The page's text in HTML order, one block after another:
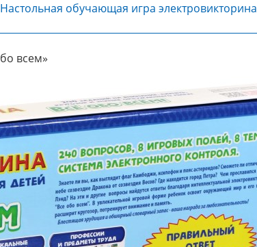
Настольная обучающая игра электровикторина